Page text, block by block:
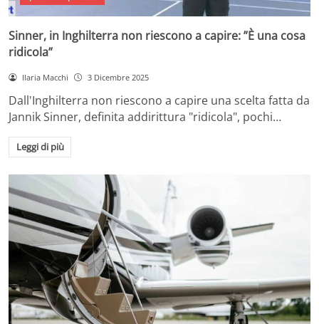
Sinner, in Inghilterra non riescono a capire: ”È una cosa
ridicola”
Ilaria Macchi 3 Dicembre 2025
Dall'Inghilterra non riescono a capire una scelta fatta da
Jannik Sinner, definita addirittura "ridicola", pochi…
Leggi di più